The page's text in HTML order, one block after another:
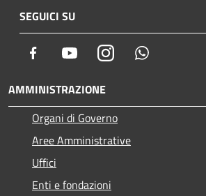
SEGUICI SU
Facebook YoutubeInstagram
AMMINISTRAZIONE
Organi di Governo
Aree Amministrative
Uffici
Enti e fondazioni